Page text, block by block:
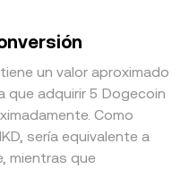
un valor aproximado
que adquirir 5 Dogecoin
Como
sería equivalente a
mientras que